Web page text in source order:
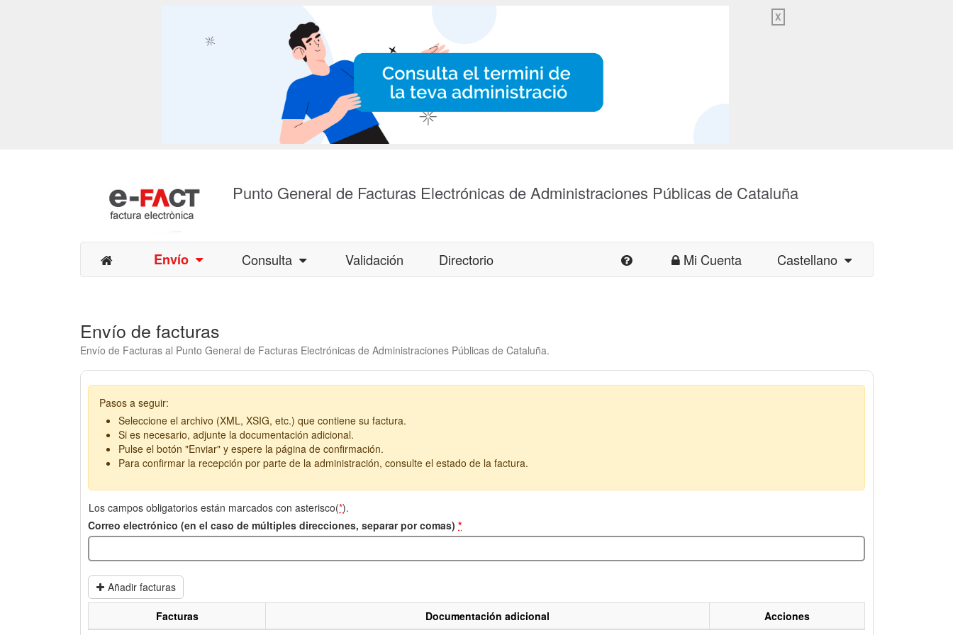
X
Punto General de Facturas Electrónicas de Administraciones Públicas de Cataluña
Envío Consulta Validación Directorio Mi Cuenta Castellano
Envío de facturas
Envío de Facturas al Punto General de Facturas Electrónicas de Administraciones Públicas de Cataluña.
Pasos a seguir:
Seleccione el archivo (XML, XSIG, etc.) que contiene su factura.
Si es necesario, adjunte la documentación adicional.
Pulse el botón "Enviar" y espere la página de confirmación.
Para confirmar la recepción por parte de la administración, consulte el estado de la factura.
Los campos obligatorios están marcados con asterisco(*).
Correo electrónico (en el caso de múltiples direcciones, separar por comas) *
Añadir facturas
Facturas Documentación adicional Acciones